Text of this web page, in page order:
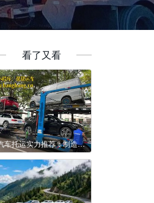
看了又看
汽车托运实力推荐：制造企业跨区域运输解决方案参考